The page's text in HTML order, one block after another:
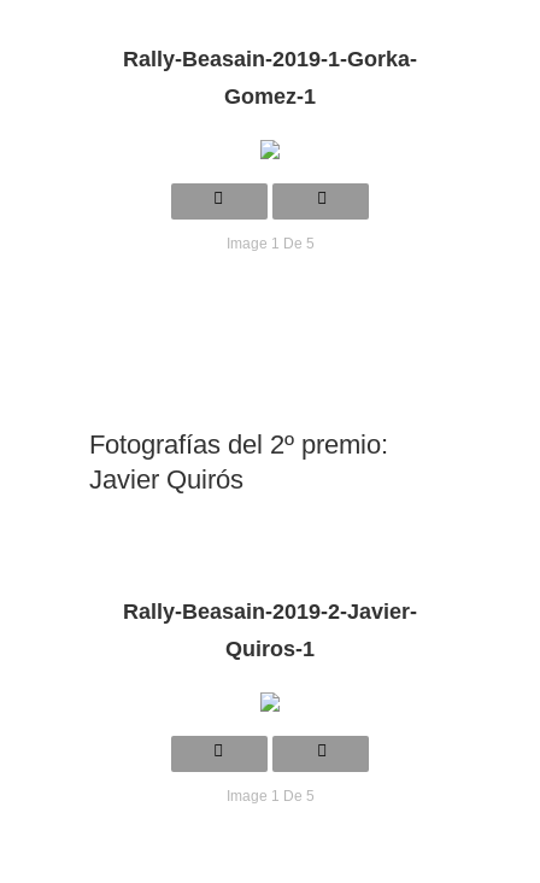
Rally-Beasain-2019-1-Gorka-
Gomez-1
Image 1 De 5
Fotografías del 2º premio:
Javier Quirós
Rally-Beasain-2019-2-Javier-
Quiros-1
Image 1 De 5